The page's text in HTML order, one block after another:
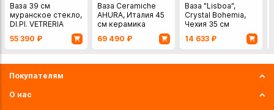
Ваза 39 см
муранское стекло,
DI.PI. VETRERIA
Италия
55 390 ₽
Ваза Ceramiche
AHURA, Италия 45
см керамика
69 490 ₽
Ваза "Lisboa",
Crystal Bohemia,
Чехия 35 см
14 633 ₽
Покупателям
О нас